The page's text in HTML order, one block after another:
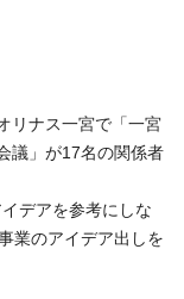
リナス一宮で「一宮
議」が17名の関係者
デアを参考にしな
業のアイデア出しを